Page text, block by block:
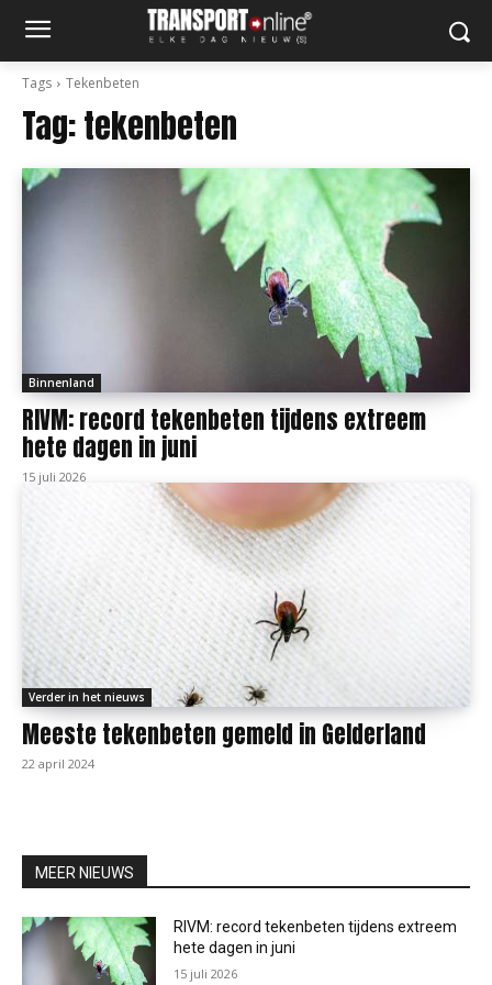
Tags Tekenbeten
Tag:tekenbeten
Binnenland
RIVM: record tekenbeten tijdens extreem
hete dagen in juni
15 juli 2026
Verder in het nieuws
Meeste tekenbeten gemeld in Gelderland
22 april 2024
MEER NIEUWS
RIVM: record tekenbeten tijdens extreem
hete dagen in juni
15 juli 2026